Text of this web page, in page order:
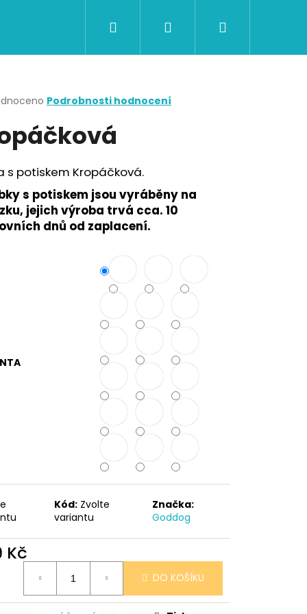
CERTIFIKÁTY A POUKAZY BAZAR
Přihlášení
Podrobnosti hodnocení
s potiskem Kropáčková.
s potiskem jsou vyráběny na
jejich výroba trvá cca. 10
dnů od zaplacení.
Kód: Zvolte
variantu
Značka:
Goddog
Kč
DO KOŠÍKU
Následující
V PORCELÁNU RŮŽE